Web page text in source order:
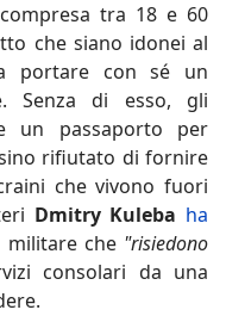
tra 18 e 60
che siano idonei al
portare con sé un
Senza di esso, gli
un passaporto per
rifiutato di fornire
che vivono fuori
Dmitry Kuleba ha
che "risiedono
consolari da una